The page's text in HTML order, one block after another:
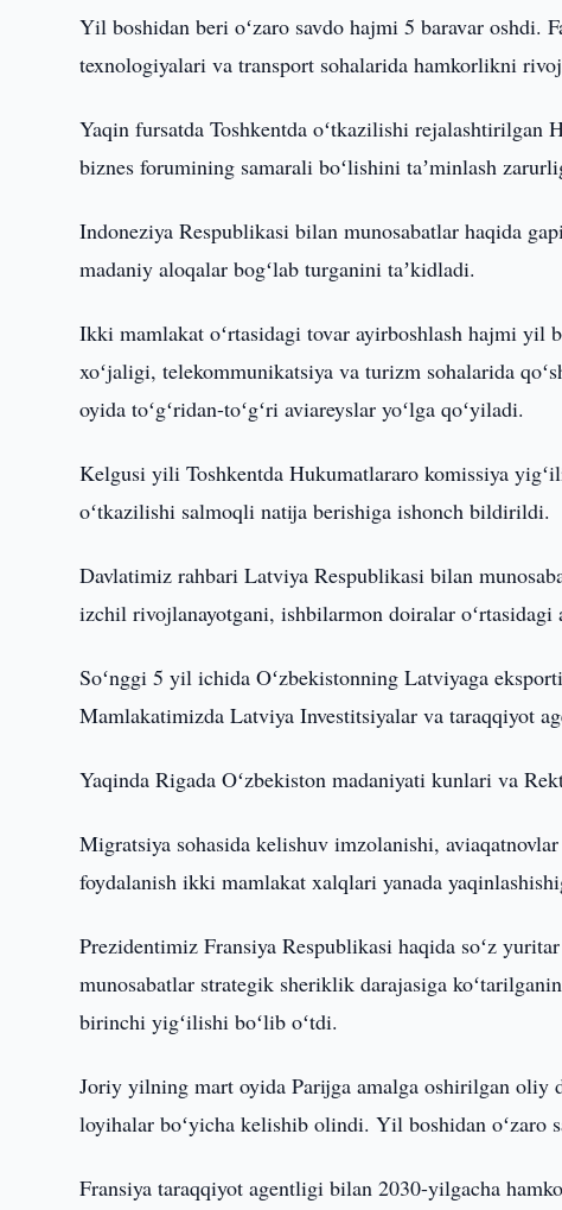
Yil boshidan beri oʻzaro savdo hajmi 5 baravar oshdi.
texnologiyalari va transport sohalarida hamkorlikni
Yaqin fursatda Toshkentda oʻtkazilishi rejalashtirilgan
biznes forumining samarali boʻlishini taʼminlash
Indoneziya Respublikasi bilan munosabatlar haqida
madaniy aloqalar bogʻlab turganini taʼkidladi.
Ikki mamlakat oʻrtasidagi tovar ayirboshlash hajmi yil
xoʻjaligi, telekommunikatsiya va turizm sohalarida
oyida toʻgʻridan-toʻgʻri aviareyslar yoʻlga qoʻyiladi.
Kelgusi yili Toshkentda Hukumatlararo komissiya
oʻtkazilishi salmoqli natija berishiga ishonch bildirildi.
Davlatimiz rahbari Latviya Respublikasi bilan
izchil rivojlanayotgani, ishbilarmon doiralar oʻrtasidagi
Soʻnggi 5 yil ichida Oʻzbekistonning Latviyaga
Mamlakatimizda Latviya Investitsiyalar va taraqqiyot
Yaqinda Rigada Oʻzbekiston madaniyati kunlari va
Migratsiya sohasida kelishuv imzolanishi,
foydalanish ikki mamlakat xalqlari yanada
Prezidentimiz Fransiya Respublikasi haqida soʻz
munosabatlar strategik sheriklik darajasiga
birinchi yigʻilishi boʻlib oʻtdi.
Joriy yilning mart oyida Parijga amalga oshirilgan
loyihalar boʻyicha kelishib olindi. Yil boshidan oʻzaro
Fransiya taraqqiyot agentligi bilan 2030-yilgacha